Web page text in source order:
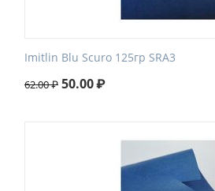
Imitlin Blu Scuro 125гр SRA3
62.00₽ 50.00₽